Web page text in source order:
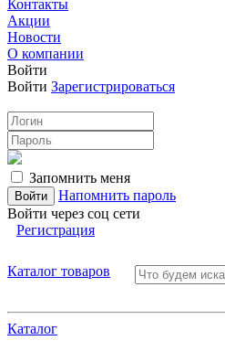
Контакты
Акции
Новости
О компании
Войти
Войти Зарегистрироваться
Запомнить меня
Напомнить пароль
Войти через соц сети
Регистрация
Каталог товаров
Каталог